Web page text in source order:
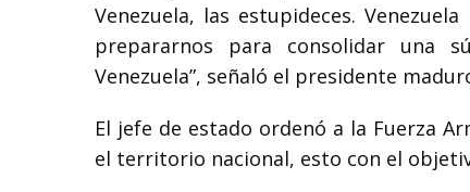
Venezuela, las estupideces.
prepararnos para consolidar una
Venezuela”, señaló el presidente
El jefe de estado ordenó a la Fuerza
el territorio nacional, esto con el